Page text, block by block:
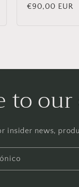
Precio
€90,00 EUR
to
insider news,